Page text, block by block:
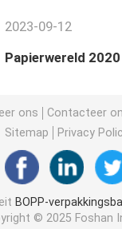
2023-09-12
Papierwereld 2020
ons Contacteer
Sitemap
Privacy
BOPP-
© 2025 Foshan